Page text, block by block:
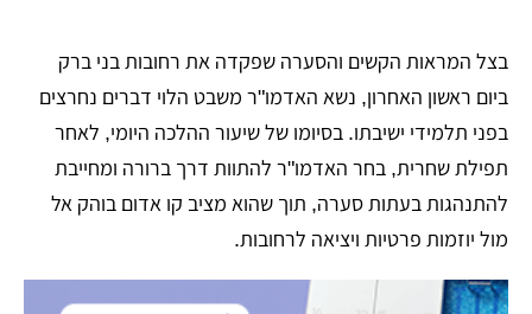
בצל המראות הקשים והסערה שפקדה את רחובות בני ברק
ביום ראשון האחרון, נשא האדמו"ר משבט הלוי דברים נחרצים
בפני תלמידי ישיבתו. בסיומו של שיעור ההלכה היומי, לאחר
תפילת שחרית, בחר האדמו"ר להתוות דרך ברורה ומחייבת
להתנהגות בעתות סערה, תוך שהוא מציב קו אדום בוהק אל
מול יוזמות פרטיות ויציאה לרחובות.